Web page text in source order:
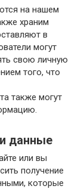
на нашем
храним
в
могут
свою личную
того, что
также могут
данные
или вы
получение
которые